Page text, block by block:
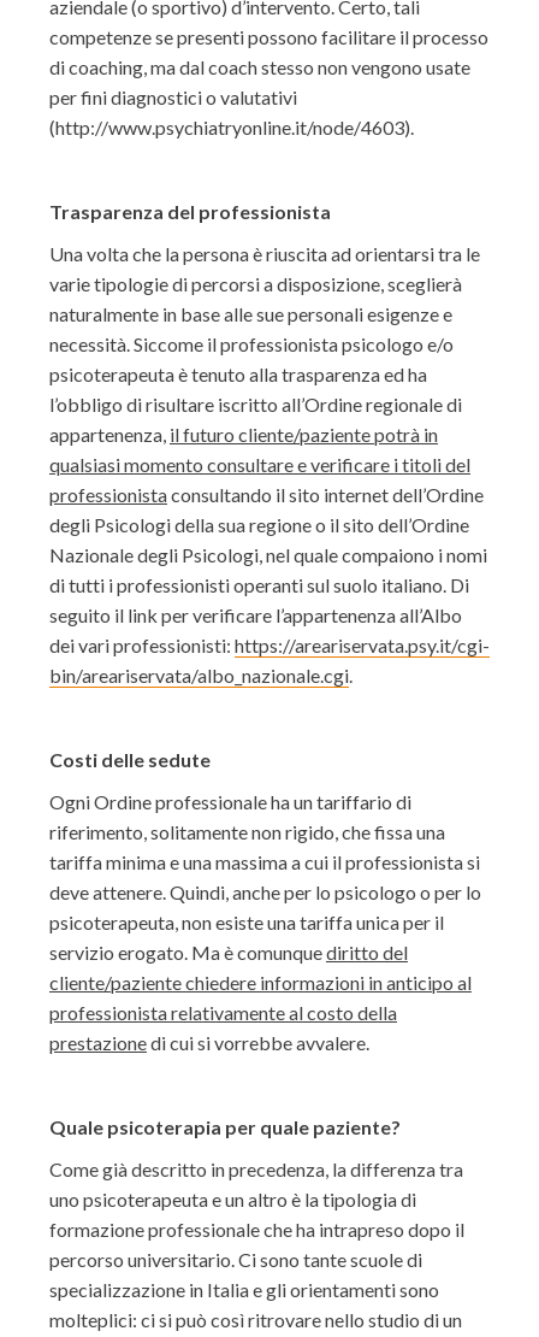
aziendale (o sportivo) d’intervento. Certo, tali
competenze se presenti possono facilitare il processo
di coaching, ma dal coach stesso non vengono usate
per fini diagnostici o valutativi
(http://www.psychiatryonline.it/node/4603).
Trasparenza del professionista
Una volta che la persona è riuscita ad orientarsi tra le
varie tipologie di percorsi a disposizione, sceglierà
naturalmente in base alle sue personali esigenze e
necessità. Siccome il professionista psicologo e/o
psicoterapeuta è tenuto alla trasparenza ed ha
l’obbligo di risultare iscritto all’Ordine regionale di
appartenenza, il futuro cliente/paziente potrà in
qualsiasi momento consultare e verificare i titoli del
professionistaconsultando il sito internet dell’Ordine
degli Psicologi della sua regione o il sito dell’Ordine
Nazionale degli Psicologi, nel quale compaiono i nomi
di tutti i professionisti operanti sul suolo italiano. Di
seguito il link per verificare l’appartenenza all’Albo
dei vari professionisti: https://areariservata.psy.it/cgi-
bin/areariservata/albo_nazionale.cgi.
Costi delle sedute
Ogni Ordine professionale ha un tariffario di
riferimento, solitamente non rigido, che fissa una
tariffa minima e una massima a cui il professionista si
deve attenere. Quindi, anche per lo psicologo o per lo
psicoterapeuta, non esiste una tariffa unica per il
servizio erogato. Ma è comunquediritto del
cliente/paziente chiedere informazioni in anticipo al
professionista relativamente al costo della
prestazionedi cui si vorrebbe avvalere.
Quale psicoterapia per quale paziente?
Come già descritto in precedenza, la differenza tra
uno psicoterapeuta e un altro è la tipologia di
formazione professionale che ha intrapreso dopo il
percorso universitario. Ci sono tante scuole di
specializzazione in Italia e gli orientamenti sono
molteplici: ci si può così ritrovare nello studio di un